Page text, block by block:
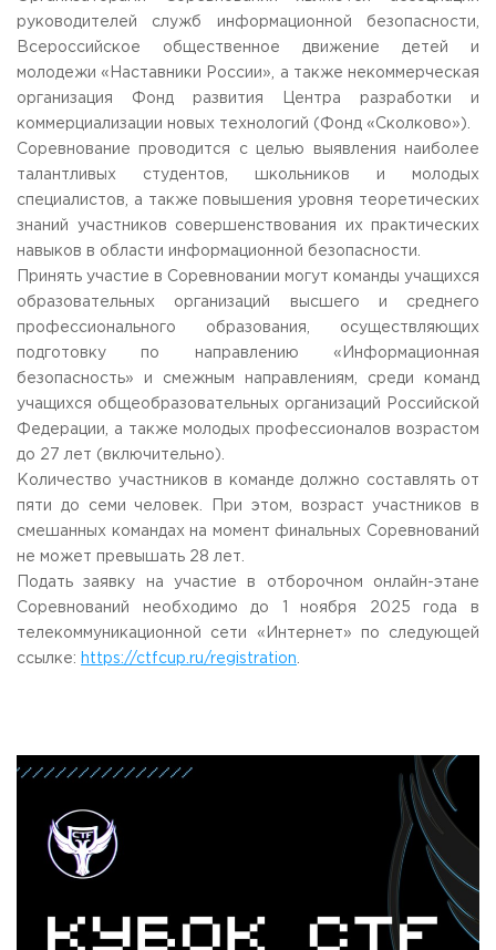
Scientific activity
Additional education
Федеральный ресурсный центр
Федеральное учебно-методическое объединение в
системе ВО
Federal educational and methodical association in the
system of secondary vocational education
Labor union committee
Competition of teaching staff
Information about educationalorganization
ADDRESS
99 Glavnaya Street, dp.Cherkizovo, Urban district Pushkinsky,
TELEPHONES:
+7 (495) 940 83 00
+7 (495) 940 83 58
E-MAIL
obrashenia@rguts.ru
WORKING HOURS
Mo-th: from 09:00 to 18:00;
руководителей служб информационной безопасности,
Всероссийское общественное движение детей и
молодежи «Наставники России», а также некоммерческая
организация Фонд развития Центра разработки и
коммерциализации новых технологий (Фонд «Сколково»).
Соревнование проводится с целью выявления наиболее
талантливых студентов, школьников и молодых
специалистов, а также повышения уровня теоретических
знаний участников совершенствования их практических
навыков в области информационной безопасности.
Принять участие в Соревновании могут команды учащихся
образовательных организаций высшего и среднего
профессионального образования, осуществляющих
подготовку по направлению «Информационная
безопасность» и смежным направлениям, среди команд
учащихся общеобразовательных организаций Российской
Федерации, а также молодых профессионалов возрастом
до 27 лет (включительно).
Количество участников в команде должно составлять от
пяти до семи человек. При этом, возраст участников в
смешанных командах на момент финальных Соревнований
не может превышать 28 лет.
Подать заявку на участие в отборочном онлайн-этане
Соревнований необходимо до 1 ноября 2025 года в
телекоммуникационной сети «Интернет» по следующей
ссылке: https://ctfcup.ru/registration